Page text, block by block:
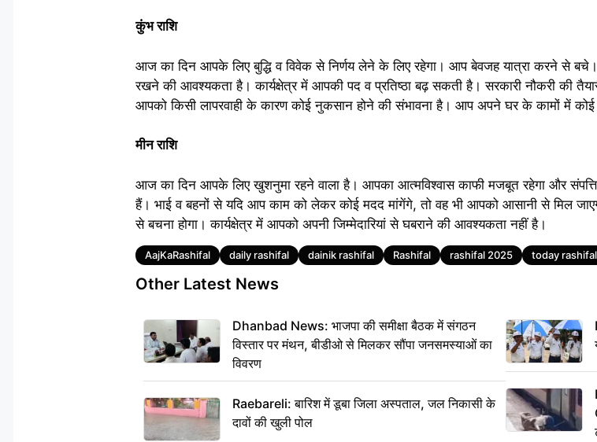
कुंभ राशि
आज का दिन आपके लिए बुद्धि व विवेक से निर्णय लेने के लिए रहेगा। आप बेवजह यात्रा करने से
रखने की आवश्यकता है। कार्यक्षेत्र में आपकी पद व प्रतिष्ठा बढ़ सकती है। सरकारी नौकरी की
आपको किसी लापरवाही के कारण कोई नुकसान होने की संभावना है। आप अपने घर के कामों में
मीन राशि
आज का दिन आपके लिए खुशनुमा रहने वाला है। आपका आत्मविश्वास काफी मजबूत रहेगा और
हैं। भाई व बहनों से यदि आप काम को लेकर कोई मदद मांगेंगे, तो वह भी आपको आसानी से मिल
से बचना होगा। कार्यक्षेत्र में आपको अपनी जिम्मेदारियां से घबराने की आवश्यकता नहीं है।
Tags
AajKaRashifal daily rashifal dainik rashifal Rashifal rashifal 2025 today rashifal
Other Latest News
Dhanbad News: भाजपा की समीक्षा बैठक में संगठन
विस्तार पर मंथन, बीडीओ से मिलकर सौंपा जनसमस्याओं का
विवरण
Raebareli: बारिश में डूबा जिला अस्पताल, जल निकासी के
दावों की खुली पोल